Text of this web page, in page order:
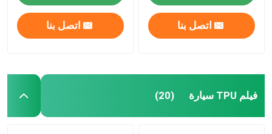
اتصل بنا اتصل بنا
فيلم TPU سيارة (20)